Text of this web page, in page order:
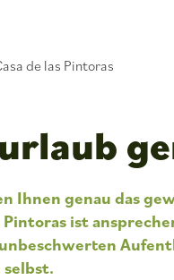
de las Pintoras
Ihnen genau das
Pintoras ist